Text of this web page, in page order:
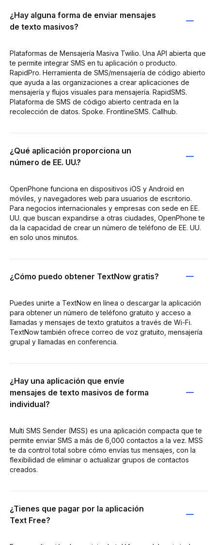
¿Hay alguna forma de enviar mensajes
de texto masivos?
Plataformas de Mensajería Masiva Twilio. Una API abierta que
te permite integrar SMS en tu aplicación o producto.
RapidPro. Herramienta de SMS/mensajería de código abierto
que ayuda a las organizaciones a crear aplicaciones de
mensajería y flujos visuales para mensajería. RapidSMS.
Plataforma de SMS de código abierto centrada en la
recolección de datos. Spoke. FrontlineSMS. Callhub.
¿Qué aplicación proporciona un
número de EE. UU.?
OpenPhone funciona en dispositivos iOS y Android en
móviles, y navegadores web para usuarios de escritorio.
Para negocios internacionales y empresas con sede en EE.
UU. que buscan expandirse a otras ciudades, OpenPhone te
da la capacidad de crear un número de teléfono de EE. UU.
en solo unos minutos.
¿Cómo puedo obtener TextNow gratis?
Puedes unirte a TextNow en línea o descargar la aplicación
para obtener un número de teléfono gratuito y acceso a
llamadas y mensajes de texto gratuitos a través de Wi-Fi.
TextNow también ofrece correo de voz gratuito, mensajería
grupal y llamadas en conferencia.
¿Hay una aplicación que envíe
mensajes de texto masivos de forma
individual?
Multi SMS Sender (MSS) es una aplicación compacta que te
permite enviar SMS a más de 6,000 contactos a la vez. MSS
te da control total sobre cómo envías tus mensajes, con la
flexibilidad de eliminar o actualizar grupos de contactos
creados.
¿Tienes que pagar por la aplicación
Text Free?